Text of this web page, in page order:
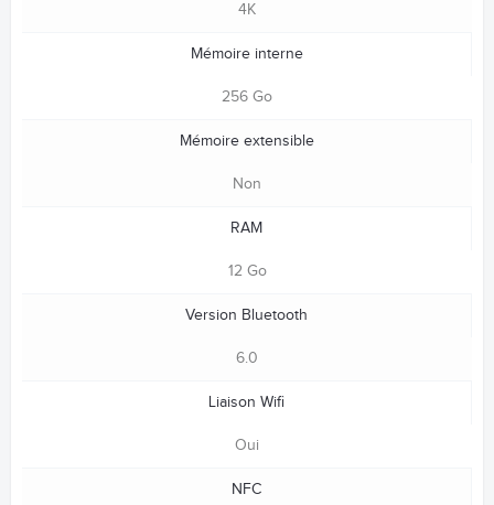
4K
Mémoire interne
256 Go
Mémoire extensible
Non
RAM
12 Go
Version Bluetooth
6.0
Liaison Wifi
Oui
NFC